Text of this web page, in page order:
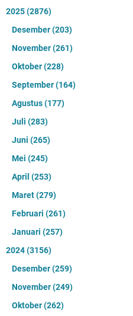
2025(2876)
Desember(203)
November(261)
Oktober(228)
September(164)
Agustus(177)
Juli (283)
Juni (265)
Mei (245)
April (253)
Maret(279)
Februari (261)
Januari (257)
2024(3156)
Desember(259)
November(249)
Oktober(262)